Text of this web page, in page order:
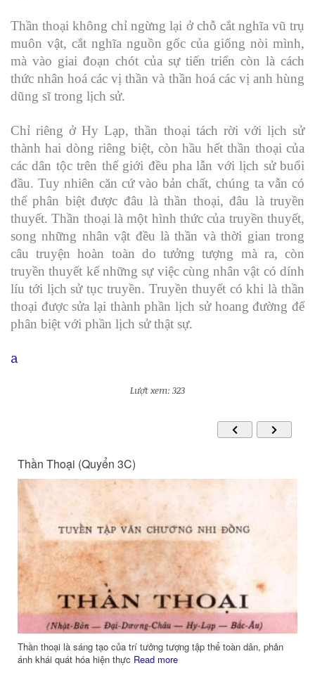
Thần thoại không chỉ ngừng lại ở chỗ cắt nghĩa vũ trụ
muôn vật, cắt nghĩa nguồn gốc của giống nòi mình,
mà vào giai đoạn chót của sự tiến triển còn là cách
thức nhân hoá các vị thần và thần hoá các vị anh hùng
dũng sĩ trong lịch sử.
Chỉ riêng ở Hy Lạp, thần thoại tách rời với lịch sử
thành hai dòng riêng biệt, còn hầu hết thần thoại của
các dân tộc trên thế giới đều pha lẫn với lịch sử buổi
đầu. Tuy nhiên căn cứ vào bản chất, chúng ta vẫn có
thể phân biệt được đâu là thần thoại, đâu là truyền
thuyết. Thần thoại là một hình thức của truyền thuyết,
song những nhân vật đều là thần và thời gian trong
câu truyện hoàn toàn do tưởng tượng mà ra, còn
truyền thuyết kể những sự việc cùng nhân vật có dính
líu tới lịch sử tục truyền. Truyền thuyết có khi là thần
thoại được sửa lại thành phần lịch sử hoang đường để
phân biệt với phần lịch sử thật sự.
a
Lượt xem: 323
Thần Thoại (Quyển 3C)
Thần thoại là sáng tạo của trí tưởng tượng tập thể toàn dân, phản
ánh khái quát hóa hiện thực Read more